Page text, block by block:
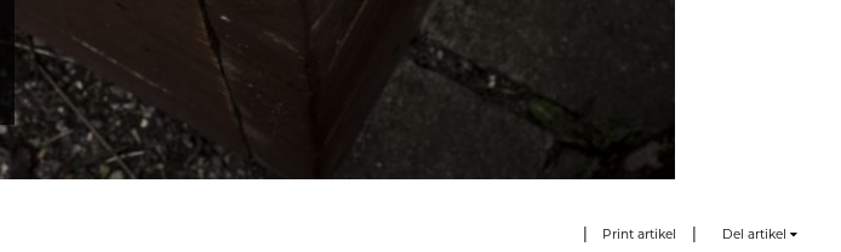
Print artikel Del artikel